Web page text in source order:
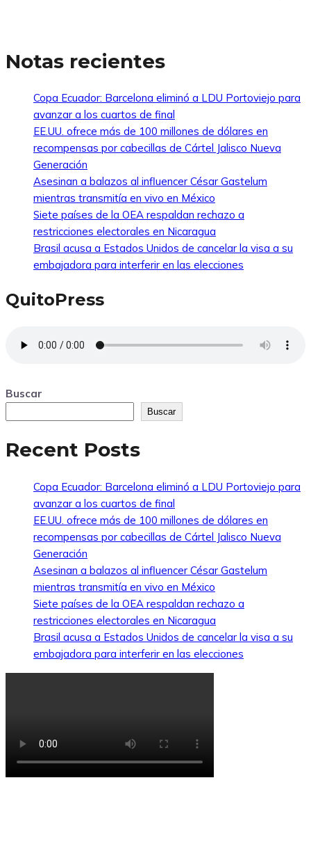
Notas recientes
Copa Ecuador: Barcelona eliminó a LDU Portoviejo para
avanzar a los cuartos de final
EE.UU. ofrece más de 100 millones de dólares en
recompensas por cabecillas de Cártel Jalisco Nueva
Generación
Asesinan a balazos al influencer César Gastelum
mientras transmitía en vivo en México
Siete países de la OEA respaldan rechazo a
restricciones electorales en Nicaragua
Brasil acusa a Estados Unidos de cancelar la visa a su
embajadora para interferir en las elecciones
QuitoPress
Buscar
Buscar
Recent Posts
Copa Ecuador: Barcelona eliminó a LDU Portoviejo para
avanzar a los cuartos de final
EE.UU. ofrece más de 100 millones de dólares en
recompensas por cabecillas de Cártel Jalisco Nueva
Generación
Asesinan a balazos al influencer César Gastelum
mientras transmitía en vivo en México
Siete países de la OEA respaldan rechazo a
restricciones electorales en Nicaragua
Brasil acusa a Estados Unidos de cancelar la visa a su
embajadora para interferir en las elecciones